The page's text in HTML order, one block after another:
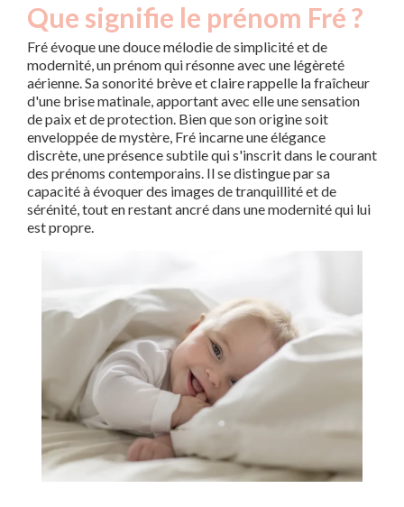
Que signifie le prénom Fré ?
Fré évoque une douce mélodie de simplicité et de
modernité, un prénom qui résonne avec une légèreté
aérienne. Sa sonorité brève et claire rappelle la fraîcheur
d'une brise matinale, apportant avec elle une sensation
de paix et de protection. Bien que son origine soit
enveloppée de mystère, Fré incarne une élégance
discrète, une présence subtile qui s'inscrit dans le courant
des prénoms contemporains. Il se distingue par sa
capacité à évoquer des images de tranquillité et de
sérénité, tout en restant ancré dans une modernité qui lui
est propre.